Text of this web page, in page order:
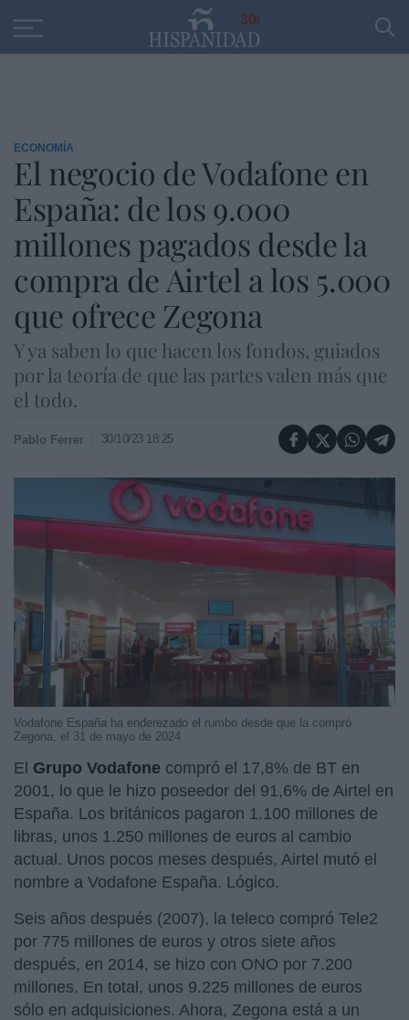
30
ECONOMÍA
El negocio de Vodafone en
España: de los 9.000
millones pagados desde la
compra de Airtel a los 5.000
que ofrece Zegona
Y ya saben lo que hacen los fondos, guiados
por la teoría de que las partes valen más que
el todo.
Pablo Ferrer 30/10/23 18:25
Vodafone España ha enderezado el rumbo desde que la compró
Zegona, el 31 de mayo de 2024
El Grupo Vodafone compró el 17,8% de BT en
2001, lo que le hizo poseedor del 91,6% de Airtel en
España. Los británicos pagaron 1.100 millones de
libras, unos 1.250 millones de euros al cambio
actual. Unos pocos meses después, Airtel mutó el
nombre a Vodafone España. Lógico.
Seis años después (2007), la teleco compró Tele2
por 775 millones de euros y otros siete años
después, en 2014, se hizo con ONO por 7.200
millones. En total, unos 9.225 millones de euros
sólo en adquisiciones. Ahora, Zegona está a un